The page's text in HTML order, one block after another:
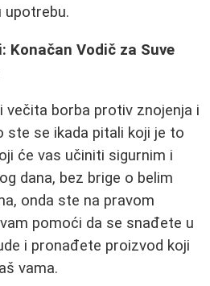
upotrebu.
Konačan Vodič za Suve
večita borba protiv znojenja i
ste se ikada pitali koji je to
će vas učiniti sigurnim i
dana, bez brige o belim
onda ste na pravom
pomoći da se snađete u
i pronađete proizvod koji
vama.